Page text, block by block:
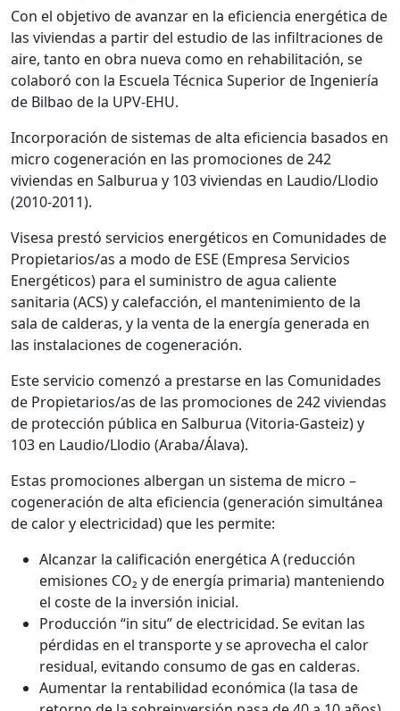
Con el objetivo de avanzar en la eficiencia energética de
las viviendas a partir del estudio de las infiltraciones de
aire, tanto en obra nueva como en rehabilitación, se
colaboró con la Escuela Técnica Superior de Ingeniería
de Bilbao de la UPV-EHU.
Incorporación de sistemas de alta eficiencia basados en
micro cogeneración en las promociones de 242
viviendas en Salburua y 103 viviendas en Laudio/Llodio
(2010-2011).
Visesa prestó servicios energéticos en Comunidades de
Propietarios/as a modo de ESE (Empresa Servicios
Energéticos) para el suministro de agua caliente
sanitaria (ACS) y calefacción, el mantenimiento de la
sala de calderas, y la venta de la energía generada en
las instalaciones de cogeneración.
Este servicio comenzó a prestarse en las Comunidades
de Propietarios/as de las promociones de 242 viviendas
de protección pública en Salburua (Vitoria-Gasteiz) y
103 en Laudio/Llodio (Araba/Álava).
Estas promociones albergan un sistema de micro –
cogeneración de alta eficiencia (generación simultánea
de calor y electricidad) que les permite:
Alcanzar la calificación energética A (reducción
emisiones CO₂ y de energía primaria) manteniendo
el coste de la inversión inicial.
Producción “in situ” de electricidad. Se evitan las
pérdidas en el transporte y se aprovecha el calor
residual, evitando consumo de gas en calderas.
Aumentar la rentabilidad económica (la tasa de